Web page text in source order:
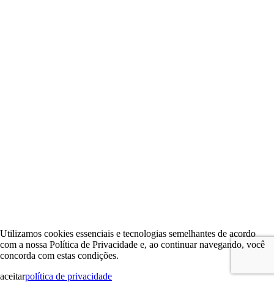
Utilizamos cookies essenciais e tecnologias semelhantes de acordo
com a nossa Política de Privacidade e, ao continuar navegando, você
concorda com estas condições.
aceitarpolítica de privacidade